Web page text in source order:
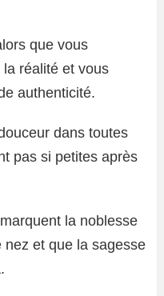
que vous
la réalité et vous
authenticité.
dans toutes
pas si petites après
la noblesse
et que la sagesse